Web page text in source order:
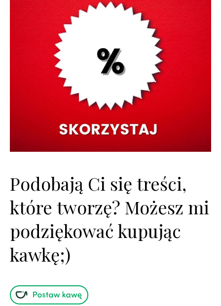
Podobają Ci się treści,
które tworzę? Możesz mi
podziękować kupując
kawkę;)